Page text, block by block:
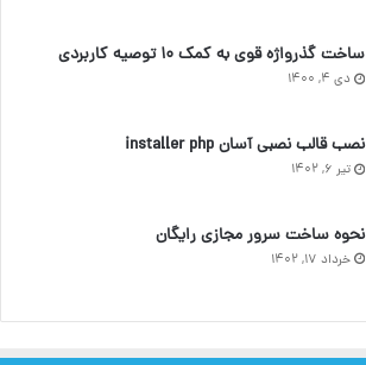
ساخت گذرواژه قوی به کمک ۱۰ توصیه کاربردی
دی ۴, ۱۴۰۰
نصب قالب نصبی آسان installer php
تیر ۶, ۱۴۰۲
نحوه ساخت سرور مجازی رایگان
خرداد ۱۷, ۱۴۰۲